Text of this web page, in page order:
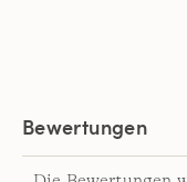
Bewertungen